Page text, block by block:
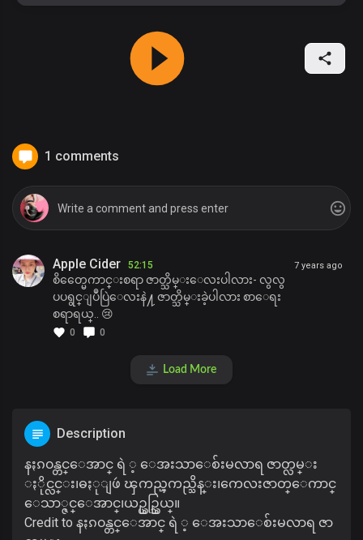
1 comments
Apple Cider 52:15
စိတ္မေေကာင္းစရာ ဇာတ္သိမ္းေလးပါလား- လွလွ
ပပရွင္ျပဳပြဲေလးနဲ႔ ဇာတ္သိမ္းခဲ့ပါလား စာေရး
စရာရယ္.. 😢
0 0
7 years ago
Load More
Description
နႏၵ၀န္တင္ေအာင္ ရဲ ့ ေအးသာေစ်းမလာရ ဇာတ္လမ္း
ႏိုင္လင္း၊ဓႏုျဖဴ ၾကည္ၾကည္သိန္း၊ကေလးဇာတ္ေကာင္
ေသာ္ဇင္ေအာင္၊ယဥ္ယဥ္သြယ္။
Credit to နႏၵ၀န္တင္ေအာင္ ရဲ ့ ေအးသာေစ်းမလာရ ဇာ